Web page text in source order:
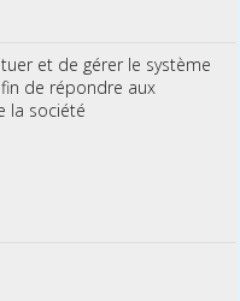
et de gérer le système
de répondre aux
la société